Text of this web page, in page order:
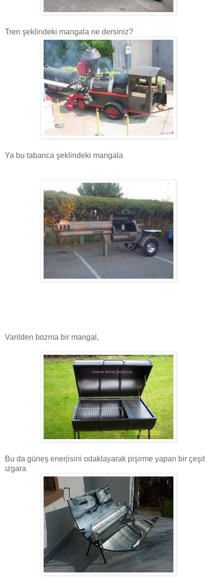
Tren şeklindeki mangala ne dersiniz?
Ya bu tabanca şeklindeki mangala
Varilden bozma bir mangal,
Bu da güneş enerjisini odaklayarak pişirme yapan bir çeşit
ızgara